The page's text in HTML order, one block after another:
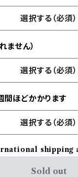
選択する（必須）
ません）
選択する（必須）
ほどかかります
選択する（必須）
shipping
Sold out